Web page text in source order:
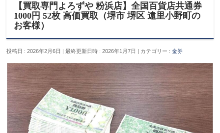
【買取専門よろずや 粉浜店】全国百貨店共通券
1000円 52枚 高価買取（堺市 堺区 遠里小野町の
お客様）
投稿日 : 2026年2月6日 最終更新日時 : 2026年1月7日 カテゴリー :金券